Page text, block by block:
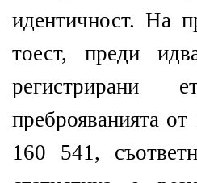
идентичност. На
тоест, преди
регистрирани
преброяванията
160 541,